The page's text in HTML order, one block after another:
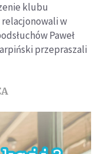
klubu
w
Paweł
przepraszali